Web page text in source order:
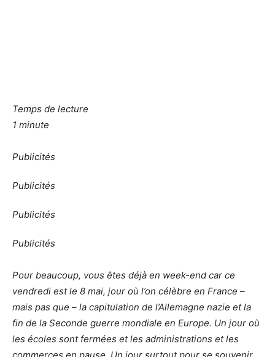
Temps de lecture
1 minute
Publicités
Publicités
Publicités
Publicités
Pour beaucoup, vous êtes déjà en week-end car ce
vendredi est le 8 mai, jour où l’on célèbre en France –
mais pas que – la capitulation de l’Allemagne nazie et la
fin de la Seconde guerre mondiale en Europe. Un jour où
les écoles sont fermées et les administrations et les